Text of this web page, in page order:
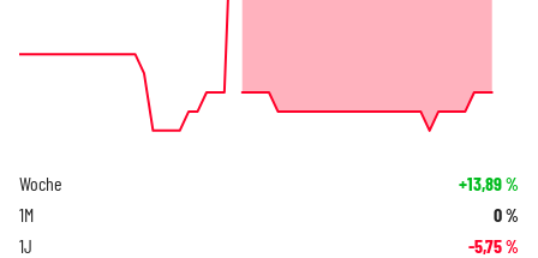
Woche +13,89%
1M 0%
1J -5,75%